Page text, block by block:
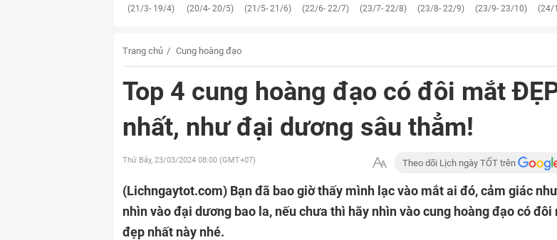
(21/3- 19/4) (20/4- 20/5) (21/5- 21/6) (22/6- 22/7) (23/7- 22/8) (23/8- 22/9) (23/9- 23/10) (24/
Trang chủ Cung hoàng đạo
Top 4 cung hoàng đạo có đôi mắt
nhất, như đại dương sâu thẳm!
Thứ Bảy, 23/03/2024 08:00 (GMT+07) Theo dõi Lịch ngày TỐT trên
(Lichngaytot.com) Bạn đã bao giờ thấy mình lạc vào mắt ai đó, cảm giác
nhìn vào đại dương bao la, nếu chưa thì hãy nhìn vào cung hoàng đạo có đôi
đẹp nhất này nhé.